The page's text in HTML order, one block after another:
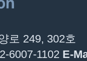
로 249, 302호
6007-1102 E-